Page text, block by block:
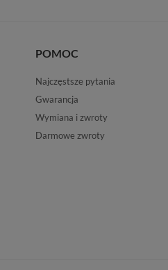
POMOC
Najczęstsze pytania
Gwarancja
Wymiana i zwroty
Darmowe zwroty